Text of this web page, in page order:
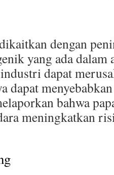
dengan
yang ada dalam
dapat
dapat
bahwa
meningkatkan